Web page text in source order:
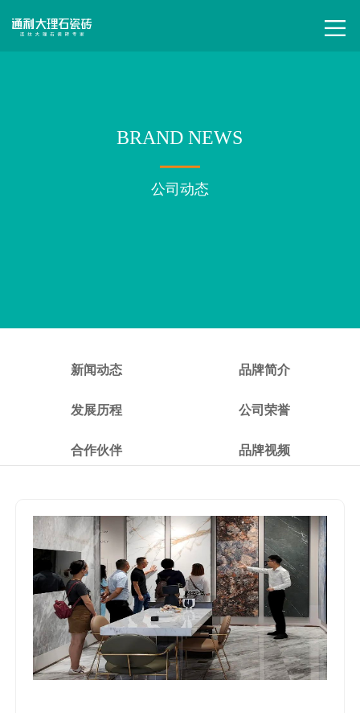
BRAND NEWS
公司动态
新闻动态 品牌简介
发展历程 公司荣誉
合作伙伴 品牌视频